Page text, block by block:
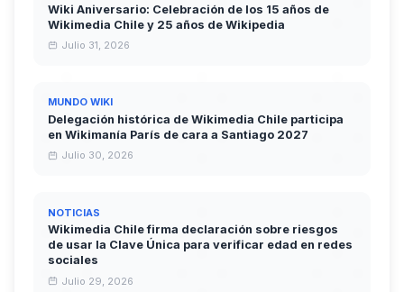
Wiki Aniversario: Celebración de los 15 años de
Wikimedia Chile y 25 años de Wikipedia
Julio 31, 2026
MUNDO WIKI
Delegación histórica de Wikimedia Chile participa
en Wikimanía París de cara a Santiago 2027
Julio 30, 2026
NOTICIAS
Wikimedia Chile firma declaración sobre riesgos
de usar la Clave Única para verificar edad en redes
sociales
Julio 29, 2026